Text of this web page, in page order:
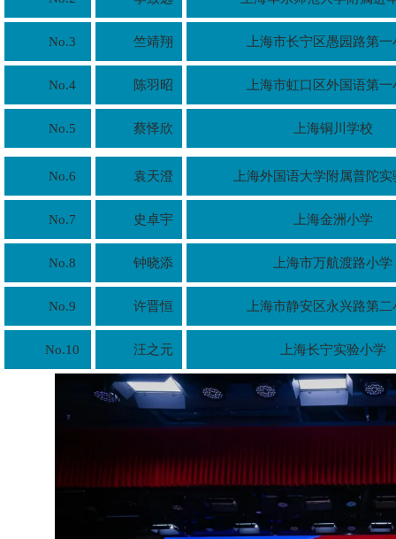
No.3 竺靖翔 上海市长宁区愚园路第
No.4 陈羽昭 上海市虹口区外国语第
No.5 蔡怿欣 上海铜川学校
No.6 袁天澄 上海外国语大学附属普陀
No.7 史卓宇 上海金洲小学
No.8 钟晓添 上海市万航渡路小学
No.9 许晋恒 上海市静安区永兴路第
No.10 汪之元 上海长宁实验小学